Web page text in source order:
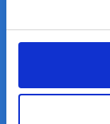
LA STRUTTURA